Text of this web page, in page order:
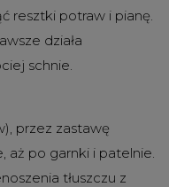
resztki potraw i pianę.
działa
schnie.
przez zastawę
aż po garnki i patelnie.
tłuszczu z